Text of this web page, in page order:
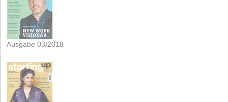
Ausgabe 03/2018